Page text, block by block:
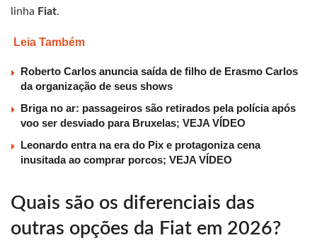
linha Fiat.
Leia Também
Roberto Carlos anuncia saída de filho de Erasmo Carlos
da organização de seus shows
Briga no ar: passageiros são retirados pela polícia após
voo ser desviado para Bruxelas; VEJA VÍDEO
Leonardo entra na era do Pix e protagoniza cena
inusitada ao comprar porcos; VEJA VÍDEO
Quais são os diferenciais das
outras opções da Fiat em 2026?